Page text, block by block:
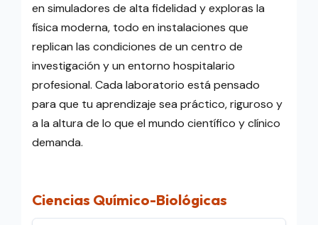
en simuladores de alta fidelidad y exploras la
física moderna, todo en instalaciones que
replican las condiciones de un centro de
investigación y un entorno hospitalario
profesional. Cada laboratorio está pensado
para que tu aprendizaje sea práctico, riguroso y
a la altura de lo que el mundo científico y clínico
demanda.
Ciencias Químico-Biológicas